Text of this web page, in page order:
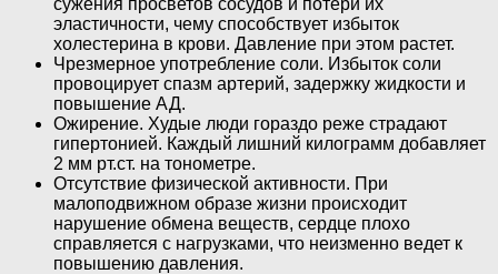
эластичности, чему способствует избыток
холестерина в крови. Давление при этом растет.
Чрезмерное употребление соли. Избыток соли
провоцирует спазм артерий, задержку жидкости и
повышение АД.
Ожирение. Худые люди гораздо реже страдают
гипертонией. Каждый лишний килограмм добавляет
2 мм рт.ст. на тонометре.
Отсутствие физической активности. При
малоподвижном образе жизни происходит
нарушение обмена веществ, сердце плохо
справляется с нагрузками, что неизменно ведет к
повышению давления.